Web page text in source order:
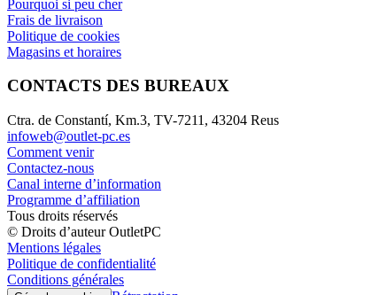
Pourquoi si peu cher
Frais de livraison
Politique de cookies
Magasins et horaires
CONTACTS DES BUREAUX
Ctra. de Constantí, Km.3, TV-7211, 43204 Reus
infoweb@outlet-pc.es
Comment venir
Contactez-nous
Canal interne d’information
Programme d’affiliation
Tous droits réservés
© Droits d’auteur OutletPC
Mentions légales
Politique de confidentialité
Conditions générales